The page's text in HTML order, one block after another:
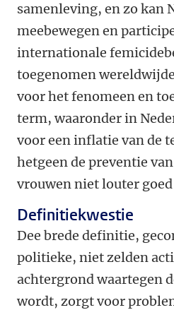
samenleving, en zo kan
meebewegen en
internationale
toegenomen
voor het fenomeen en
term, waaronder in
voor een inflatie van de
hetgeen de preventie
vrouwen niet louter
Definitiekwestie
Dee brede definitie,
politieke, niet zelden
achtergrond waartegen
wordt, zorgt voor